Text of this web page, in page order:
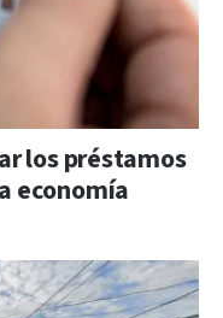
los préstamos
economía